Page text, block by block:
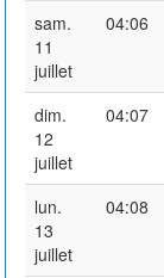
sam.
11
juillet
04:06
dim.
12
juillet
04:07
lun.
13
juillet
04:08